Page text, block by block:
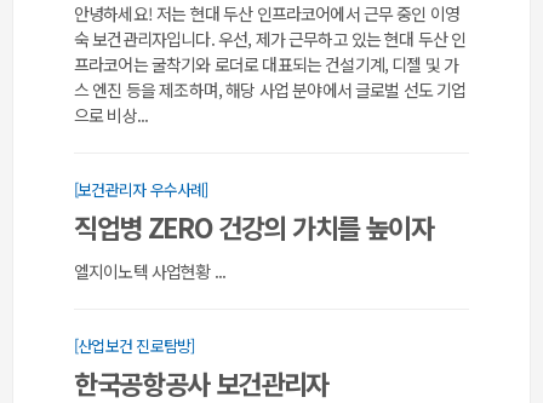
안녕하세요! 저는 현대 두산 인프라코어에서 근무 중인 이영
숙 보건관리자입니다. 우선, 제가 근무하고 있는 현대 두산 인
프라코어는 굴착기와 로더로 대표되는 건설기계, 디젤 및 가
스 엔진 등을 제조하며, 해당 사업 분야에서 글로벌 선도 기업
으로 비상...
[보건관리자 우수사례]
직업병 ZERO 건강의 가치를 높이자
엘지이노텍 사업현황 ...
[산업보건 진로탐방]
한국공항공사 보건관리자